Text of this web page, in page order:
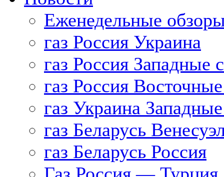
Еженедельные
газ Россия Украина
газ Россия Западные
газ Россия
газ Украина
газ Беларусь
газ Беларусь Россия